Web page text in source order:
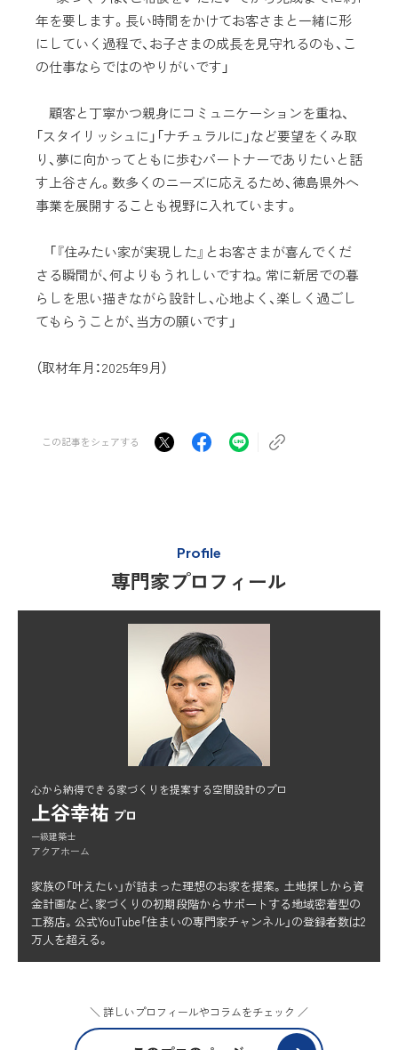
年を要します。長い時間をかけてお客さまと一緒に形
にしていく過程で、お子さまの成長を見守れるのも、こ
の仕事ならではのやりがいです」
顧客と丁寧かつ親身にコミュニケーションを重ね、
「スタイリッシュに」「ナチュラルに」など要望をくみ取
り、夢に向かってともに歩むパートナーでありたいと話
す上谷さん。数多くのニーズに応えるため、徳島県外へ
事業を展開することも視野に入れています。
「『住みたい家が実現した』とお客さまが喜んでくだ
さる瞬間が、何よりもうれしいですね。常に新居での暮
らしを思い描きながら設計し、心地よく、楽しく過ごし
てもらうことが、当方の願いです」
（取材年月：2025年9月）
この記事をシェアする
Profile
専門家プロフィール
心から納得できる家づくりを提案する空間設計のプロ
上谷幸祐 プロ
一級建築士
アクアホーム
家族の「叶えたい」が詰まった理想のお家を提案。土地探しから資
金計画など、家づくりの初期段階からサポートする地域密着型の
工務店。公式YouTube「住まいの専門家チャンネル」の登録者数は2
万人を超える。
＼ 詳しいプロフィールやコラムをチェック ／